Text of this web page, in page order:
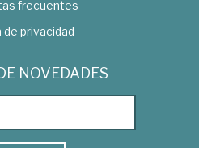
frecuentes
de privacidad
NOVEDADES